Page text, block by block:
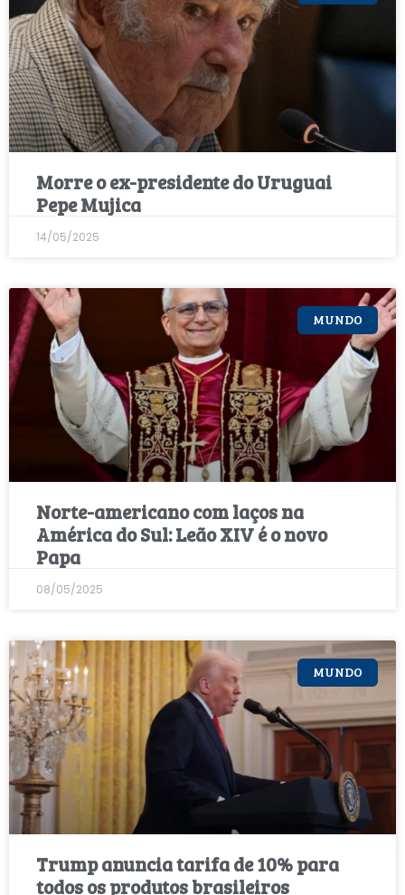
Morre o ex-presidente do Uruguai
Pepe Mujica
14/05/2025
MUNDO
Norte-americano com laços na
América do Sul: Leão XIV é o novo
Papa
08/05/2025
MUNDO
Trump anuncia tarifa de 10% para
todos os produtos brasileiros